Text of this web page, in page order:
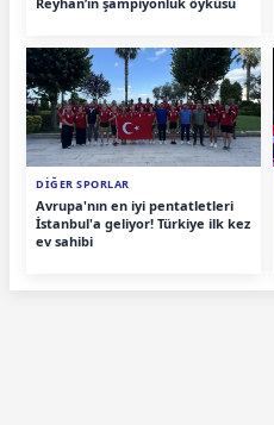
DİĞER SPORLAR
Avrupa'nın en iyi pentatletleri
İstanbul'a geliyor! Türkiye ilk kez
ev sahibi